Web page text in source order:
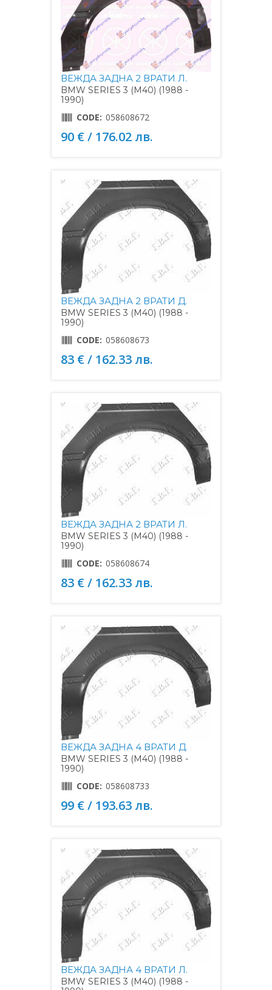
ВЕЖДА ЗАДНА 2 ВРАТИ Л.
BMW SERIES 3 (M40) (1988 -
1990)
CODE: 058608672
90 € / 176.02 лв.
ВЕЖДА ЗАДНА 2 ВРАТИ Д.
BMW SERIES 3 (M40) (1988 -
1990)
CODE: 058608673
83 € / 162.33 лв.
ВЕЖДА ЗАДНА 2 ВРАТИ Л.
BMW SERIES 3 (M40) (1988 -
1990)
CODE: 058608674
83 € / 162.33 лв.
ВЕЖДА ЗАДНА 4 ВРАТИ Д.
BMW SERIES 3 (M40) (1988 -
1990)
CODE: 058608733
99 € / 193.63 лв.
ВЕЖДА ЗАДНА 4 ВРАТИ Л.
BMW SERIES 3 (M40) (1988 -